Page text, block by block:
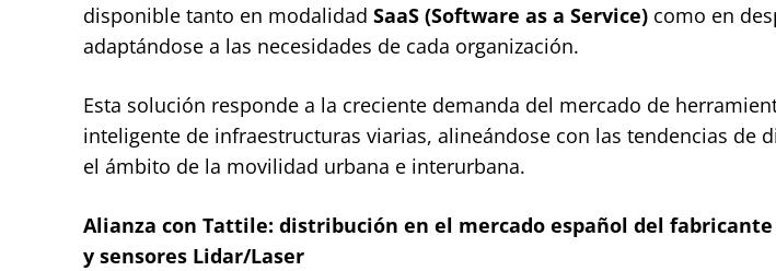
disponible tanto en modalidad SaaS (Software as a Service) como en
adaptándose a las necesidades de cada organización.
Esta solución responde a la creciente demanda del mercado de
inteligente de infraestructuras viarias, alineándose con las tendencias de
el ámbito de la movilidad urbana e interurbana.
Alianza con Tattile: distribución en el mercado español del
y sensores Lidar/Laser